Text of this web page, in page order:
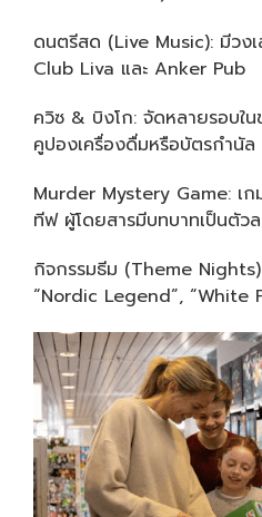
ดนตรีสด (Live Music): มีวงเ
Club Liva และ Anker Pub
ควิซ & บิงโก: จัดหลายรอบใ
คูปองเครื่องดื่มหรือบัตรกำนัล
Murder Mystery Game: เก
ทีฟ ผู้โดยสารมีบทบาทเป็นตัวล
กิจกรรมธีม (Theme
“Nordic Legend”, “White